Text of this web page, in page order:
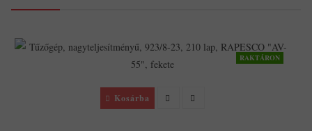
RAKTÁRON
Kosárba